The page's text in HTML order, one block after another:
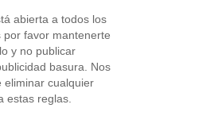
abierta a todos los
favor mantenerte
y no publicar
basura. Nos
eliminar cualquier
estas reglas.